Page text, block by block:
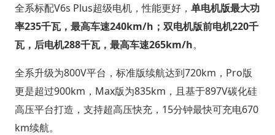
全系标配V6s Plus超级电机，性能更好， 单电机版最大功
率235千瓦，最高车速240km/h；双电机版前电机220千
瓦，后电机288千瓦，最高车速265km/h。
全系升级为800V平台，标准版续航达到720km，Pro版
更是超过900km，Max版为835km，且基于897V碳化硅
高压平台打造，支持超高压快充，15分钟最快可充电670
km续航。